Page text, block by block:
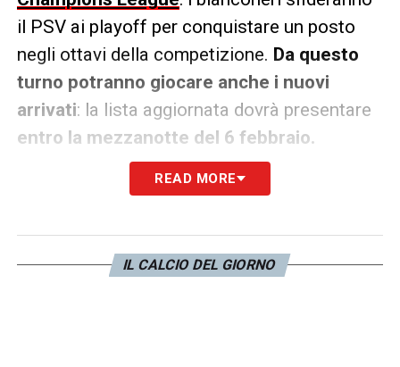
il PSV ai playoff per conquistare un posto
negli ottavi della competizione. Da questo
turno potranno giocare anche i nuovi
arrivati: la lista aggiornata dovrà presentare
entro la mezzanotte del 6 febbraio.
Solamente tre dei nuovi acquisti potranno
Costa, Renato Veiga, Kolo Muani e Kelly
resterà fuori.
READ MORE
IL CALCIO DEL GIORNO